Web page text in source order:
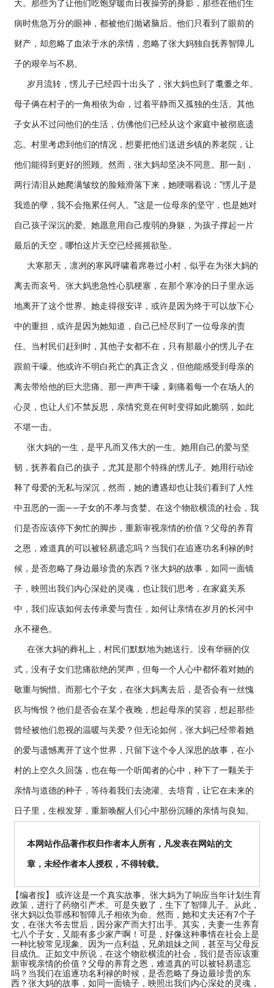
大。那些为了让他们吃饱穿暖而日夜操劳的身影，那些在他们生
病时焦急万分的眼神，都被他们抛诸脑后。他们只看到了眼前的
财产，却忽略了血浓于水的亲情，忽略了张大妈独自抚养智障儿
子的艰辛与不易。
岁月流转，愣儿子已经四十出头了，张大妈也到了耄耋之年。
母子俩在村子的一角相依为命，过着平静而又孤独的生活。其他
子女从不过问他们的生活，仿佛他们已经从这个家庭中被彻底遗
忘。村里考虑到他们的情况，想要把他们送进乡镇的养老院，让
他们能得到更好的照顾。然而，张大妈却坚决不同意。那一刻，
两行清泪从她爬满皱纹的脸颊滑落下来，她哽咽着说：“愣儿子是
我造的孽，我不会拖累任何人。”这是一位母亲的坚守，也是她对
自己孩子深沉的爱。她愿意用自己瘦弱的身躯，为孩子撑起一片
最后的天空，哪怕这片天空已经摇摇欲坠。
大寒那天，凛冽的寒风呼啸着席卷过小村，似乎在为张大妈的
离去而哀号。张大妈患急性心肌梗塞，在那个寒冷的日子里永远
地离开了这个世界。她走得很安详，或许是因为终于可以放下心
中的重担，或许是因为她知道，自己已经尽到了一位母亲的责
任。当村民们赶到时，其他子女都不在，只有那最小的愣儿子在
跟前干嚎。他或许不明白死亡的真正含义，但他能感受到母亲的
离去带给他的巨大悲痛。那一声声干嚎，刺痛着每一个在场人的
心灵，也让人们不禁反思，亲情究竟在何时变得如此脆弱，如此
不堪一击。
张大妈的一生，是平凡而又伟大的一生。她用自己的爱与坚
韧，抚养着自己的孩子，尤其是那个特殊的愣儿子。她用行动诠
释了母爱的无私与深沉，然而，她的遭遇却也让我们看到了人性
中丑恶的一面——子女的不孝与贪婪。在这个物欲横流的社会，我
们是否应该停下匆忙的脚步，重新审视亲情的价值？父母的养育
之恩，难道真的可以被轻易遗忘吗？当我们在追逐功名利禄的时
候，是否忽略了身边最珍贵的东西？张大妈的故事，如同一面镜
子，映照出我们内心深处的灵魂，也让我们思考，在家庭关系
中，我们应该如何去传承爱与责任，如何让亲情在岁月的长河中
永不褪色。
在张大妈的葬礼上，村民们默默地为她送行。没有华丽的仪
式，没有子女们悲痛欲绝的哭声，但每一个人心中都怀着对她的
敬重与惋惜。而那七个子女，在张大妈离去后，是否会有一丝愧
疚与悔恨？他们是否会在某个夜晚，想起母亲的笑容，想起那些
曾经被他们忽视的温暖与关爱？但无论如何，张大妈已经带着她
的爱与遗憾离开了这个世界，只留下这个令人深思的故事，在小
村的上空久久回荡，也在每一个听闻者的心中，种下了一颗关于
亲情与道德的种子，等待着我们去浇灌、去培育，让它在未来的
日子里，生根发芽，重新唤醒人们心中那份沉睡的亲情与良知。
本网站作品著作权归作者本人所有，凡发表在网站的文
章，未经作者本人授权，不得转载。
【编者按】
或许这是一个真实故事。张大妈为了响应当年计划生育
政策，进行了药物引产术。可是失败了，生下了智障儿子。从此，
张大妈以负罪感和智障儿子相依为命。然而，她和丈夫还有7个子
女，在张大爷去世后，因分家产而大打出手。其实，夫妻一生养育
七八个子女，又能有多少家产啊！可是，好像这种事情在社会上是
一种比较常见现象。因为一点利益，兄弟姐妹之间，甚至与父母反
目成仇。正如文中所说，在这个物欲横流的社会，我们是否应该重
新审视亲情的价值？父母的养育之恩，难道真的可以被轻易遗忘
吗？当我们在追逐功名利禄的时候，是否忽略了身边最珍贵的东
西？张大妈的故事，如同一面镜子，映照出我们内心深处的灵魂，